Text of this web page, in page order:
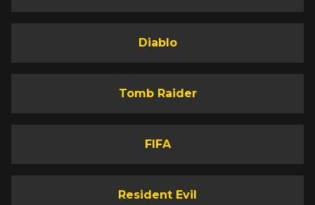
Diablo
Tomb Raider
FIFA
Resident Evil